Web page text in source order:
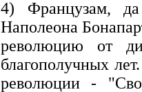
4) Французам,
Наполеона
революцию от
благополучных
революции -